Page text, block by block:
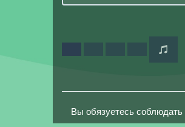
Вы обязуетесь соблюдать